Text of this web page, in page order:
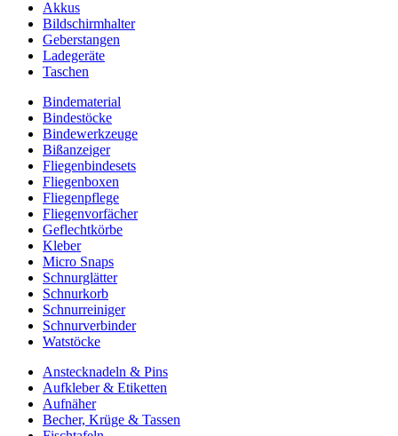
Akkus
Bildschirmhalter
Geberstangen
Ladegeräte
Taschen
Bindematerial
Bindestöcke
Bindewerkzeuge
Bißanzeiger
Fliegenbindesets
Fliegenboxen
Fliegenpflege
Fliegenvorfächer
Geflechtkörbe
Kleber
Micro Snaps
Schnurglätter
Schnurkorb
Schnurreiniger
Schnurverbinder
Watstöcke
Anstecknadeln & Pins
Aufkleber & Etiketten
Aufnäher
Becher, Krüge & Tassen